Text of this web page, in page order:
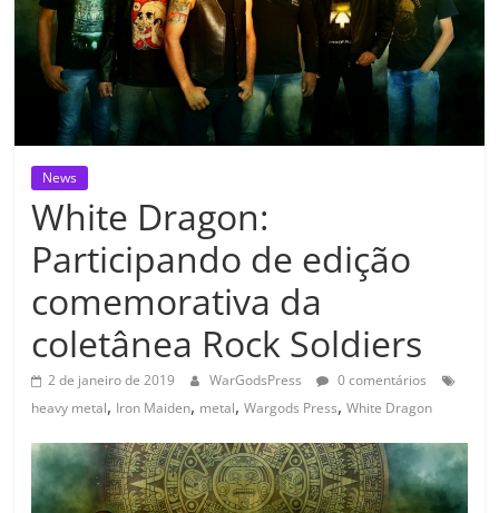
News
White Dragon:
Participando de edição
comemorativa da
coletânea Rock Soldiers
2 de janeiro de 2019 WarGodsPress
0 comentários
heavy metal, Iron Maiden, metal,Wargods Press,White Dragon